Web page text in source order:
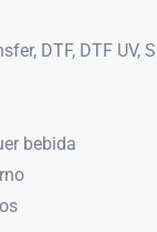
DTF, DTF
bebida